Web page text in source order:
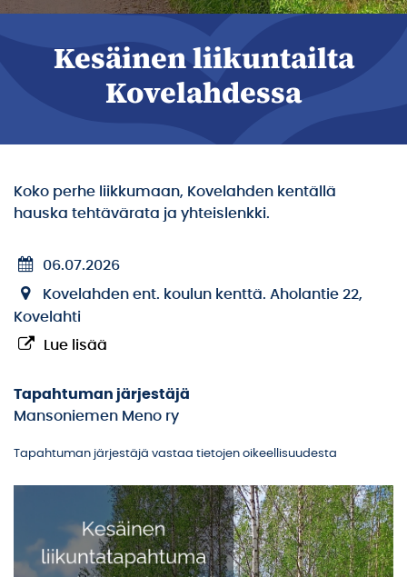
Kesäinen liikuntailta
Kovelahdessa
Koko perhe liikkumaan, Kovelahden kentällä
hauska tehtävärata ja yhteislenkki.
06.07.2026
Kovelahden ent. koulun kenttä. Aholantie 22,
Kovelahti
Lue lisää
Tapahtuman järjestäjä
Mansoniemen Meno ry
Tapahtuman järjestäjä vastaa tietojen oikeellisuudesta